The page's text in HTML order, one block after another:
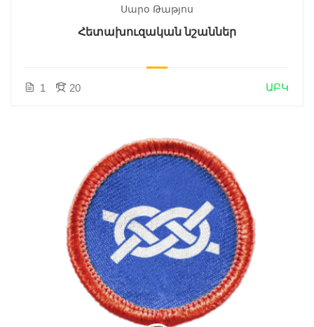
Սարօ Թաթյոս
Հետախուզական նշաններ
1 20 ԱԲԿ